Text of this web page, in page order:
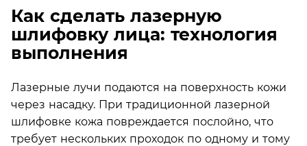
Как сделать лазерную
шлифовку лица: технология
выполнения
Лазерные лучи подаются на поверхность кожи
через насадку. При традиционной лазерной
шлифовке кожа повреждается послойно, что
требует нескольких проходок по одному и тому